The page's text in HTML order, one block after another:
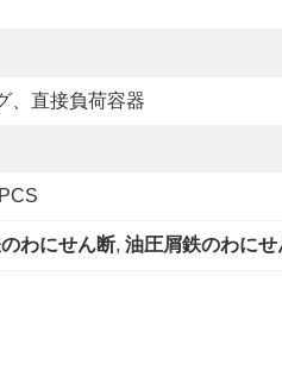
、直接負荷容器
わにせん断, 油圧屑鉄のわにせ